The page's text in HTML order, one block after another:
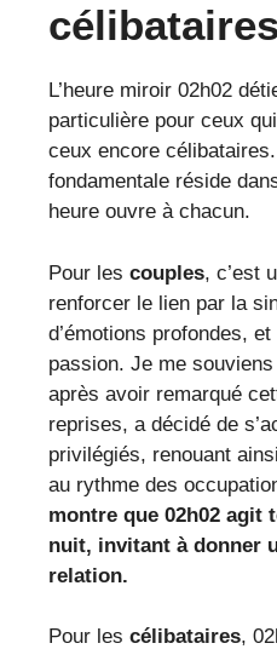
célibataires
L’heure miroir 02h02
particulière pour ceux
ceux encore
fondamentale réside
heure ouvre à chacun.
Pour les couples, c’est
renforcer le lien par la
d’émotions profondes,
passion. Je me souviens
après avoir remarqué
reprises, a décidé de
privilégiés, renouant
au rythme des
montre que 02h02 agit
nuit, invitant à donner
relation.
Pour les célibataires,